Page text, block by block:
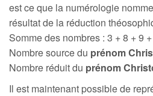
est ce que la numérologie
résultat de la réduction
Somme des nombres : 3 + 8 + 9
Nombre source du prénom
Nombre réduit du prénom
Il est maintenant possible de